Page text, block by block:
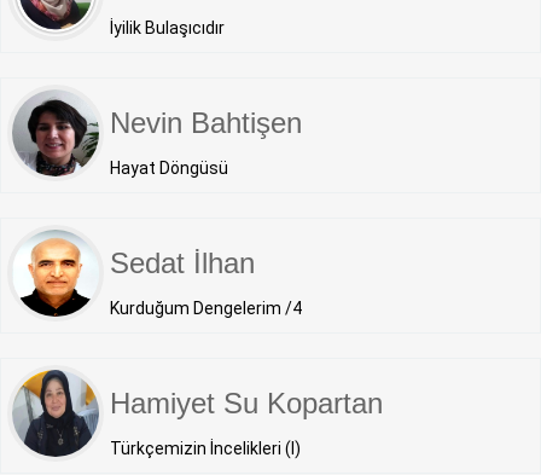
İyilik Bulaşıcıdır
Nevin Bahtişen
Hayat Döngüsü
Sedat İlhan
Kurduğum Dengelerim /4
Hamiyet Su Kopartan
Türkçemizin İncelikleri (I)